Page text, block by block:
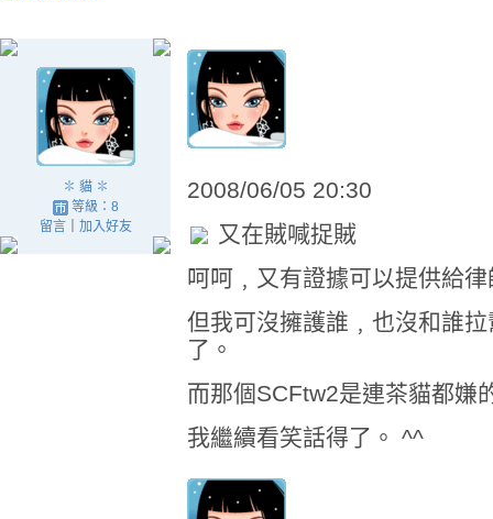
✽ 貓 ✽
等級：8
留言｜ 加入好友
2008/06/05 20:30
又在賊喊捉賊
呵呵﹐又有證據可以提供給
但我可沒擁護誰﹐也沒和誰
了。
而那個SCFtw2是連茶貓都嫌
我繼續看笑話得了。 ^^